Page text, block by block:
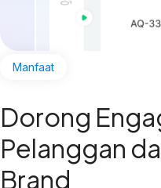
Manfaat
Dorong
Pelanggan
Brand